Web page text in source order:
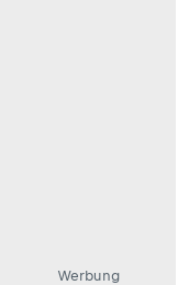
Werbung